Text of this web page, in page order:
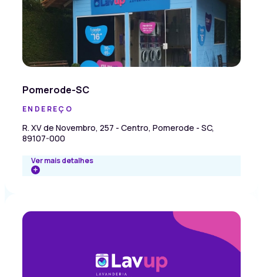
Pomerode-SC
ENDEREÇO
R. XV de Novembro, 257 - Centro, Pomerode - SC,
89107-000
Ver mais detalhes